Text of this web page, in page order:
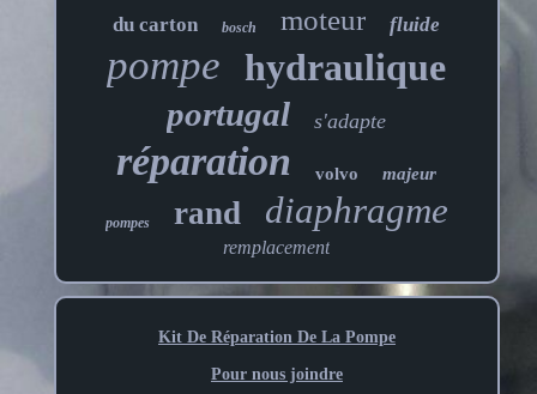
du carton bosch moteur fluide
pompe hydraulique
portugal s'adapte
réparation volvo majeur
pompes rand diaphragme
remplacement
Kit De Réparation De La Pompe
Pour nous joindre